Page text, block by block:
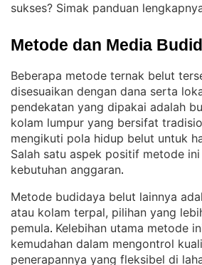
sukses? Simak panduan
Metode dan Media
Beberapa metode ternak belut
disesuaikan dengan dana serta
pendekatan yang dipakai adalah
kolam lumpur yang bersifat
mengikuti pola hidup belut untuk
Salah satu aspek positif metode
kebutuhan anggaran.
Metode budidaya belut lainnya
atau kolam terpal, pilihan yang
pemula. Kelebihan utama metode
kemudahan dalam mengontrol
penerapannya yang fleksibel di